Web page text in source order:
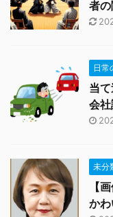
者
日常
当
会社
未分
【
かわ